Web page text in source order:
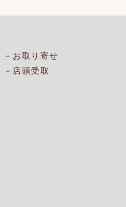
お取り寄せ
店頭受取